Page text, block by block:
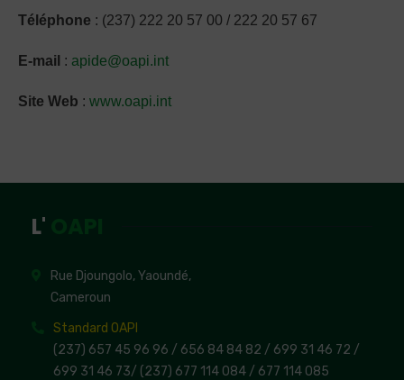
Téléphone : (237) 222 20 57 00 / 222 20 57 67
E-mail : apide@oapi.int
Site Web : www.oapi.int
L'
Rue Djoungolo, Yaoundé,
Cameroun
Standard OAPI
(237) 657 45 96 96 / 656 84 84 82 / 699 31 46 72 /
699 31 46 73/ (237) 677 114 084 / 677 114 085